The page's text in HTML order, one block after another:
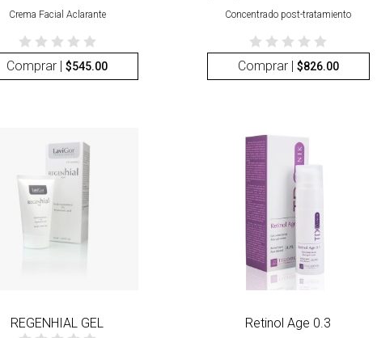
Crema Facial Aclarante
Comprar |$545.00
Concentrado post-tratamiento
Comprar | $826.00
REGENHIAL GEL Retinol Age 0.3